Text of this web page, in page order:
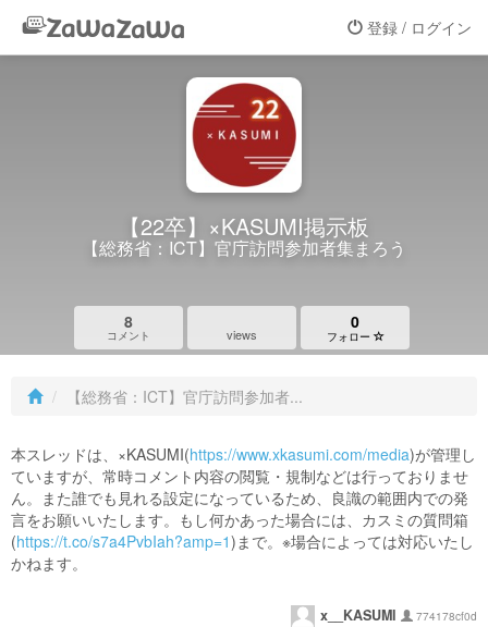
登録 / ログイン
【22卒】×KASUMI掲示板
【総務省：ICT】官庁訪問参加者集まろう
8
コメント views
0
フォロー
【総務省：ICT】官庁訪問参加者...
本スレッドは、×KASUMI(https://www.xkasumi.com/media)が管理し
ていますが、常時コメント内容の閲覧・規制などは行っておりませ
ん。また誰でも見れる設定になっているため、良識の範囲内での発
言をお願いいたします。もし何かあった場合には、カスミの質問箱
(https://t.co/s7a4PvbIah?amp=1)まで。※場合によっては対応いたし
かねます。
x__KASUMI
774178cf0d